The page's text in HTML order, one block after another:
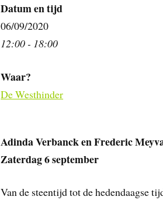
Datum en tijd
06/09/2020
12:00 - 18:00
Waar?
De Westhinder
Adinda Verbanck en Frederic
Zaterdag 6 september
Van de steentijd tot de hedendaagse